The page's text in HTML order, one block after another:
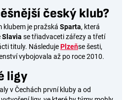
český klub?
klubem je pražská Sparta, která
Slavia se třiadvaceti zářezy a třetí
tituly. NásledujePlzeňse šesti,
vybojovala až po roce 2010.
ligy
v Čechách první kluby a od